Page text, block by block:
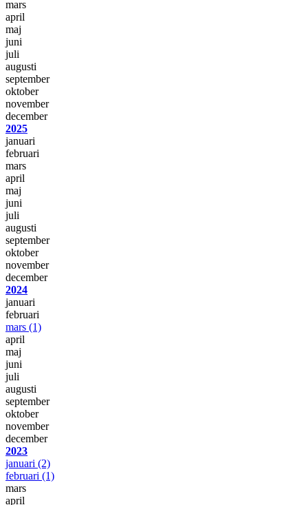
mars
april
maj
juni
juli
augusti
september
oktober
november
december
2025
januari
februari
mars
april
maj
juni
juli
augusti
september
oktober
november
december
2024
januari
februari
mars (1)
april
maj
juni
juli
augusti
september
oktober
november
december
2023
januari (2)
februari (1)
mars
april